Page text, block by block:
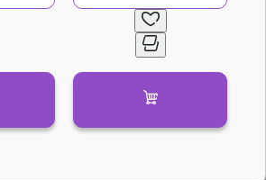
4 Mini Word Pop (Металлик
Многоразовый